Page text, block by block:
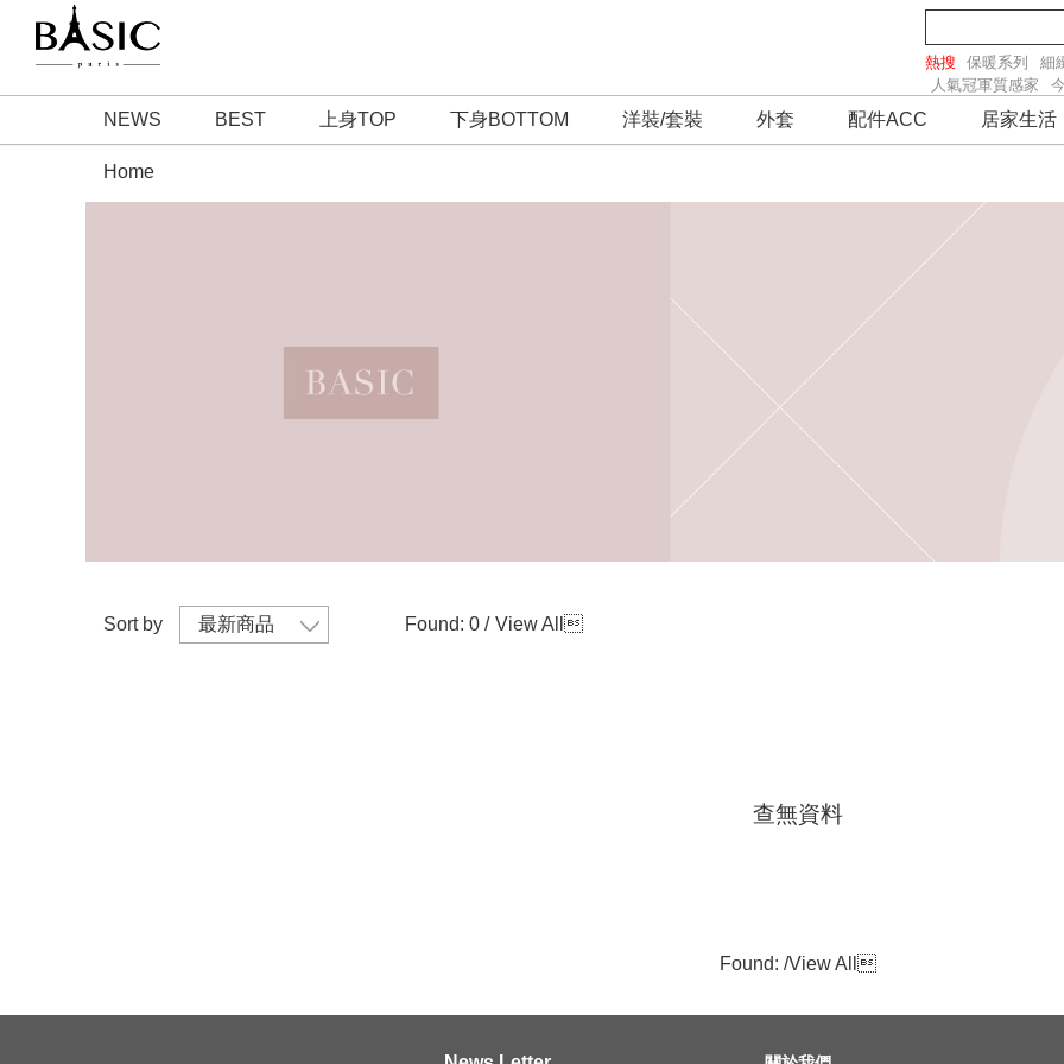
NEWS BEST 上身TOP 下身BOTTOM 洋裝/套裝 外套 配件ACC 居家生活
熱搜 保暖系列
細
人氣冠軍質感家
Home
Sort by Found: 0 / View All 
查無資料
Found: /View All 